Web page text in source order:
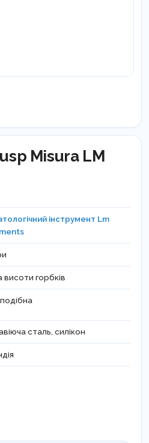
Misura LM
інструмент Lm
висоти горбків
сталь, силікон